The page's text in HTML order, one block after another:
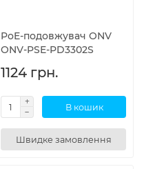
PoE-подовжувач ONV
ONV-PSE-PD3302S
1124 грн.
В кошик
Швидке замовлення